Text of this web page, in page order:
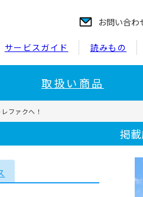
お問い合わ
サービスガイド 読みもの
取扱い商品
ファクへ！
掲